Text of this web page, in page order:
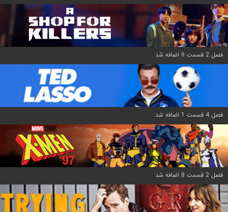
فصل 2 قسمت 6 اضافه شد
فصل 4 قسمت 1 اضافه شد
فصل 2 قسمت 8 اضافه شد